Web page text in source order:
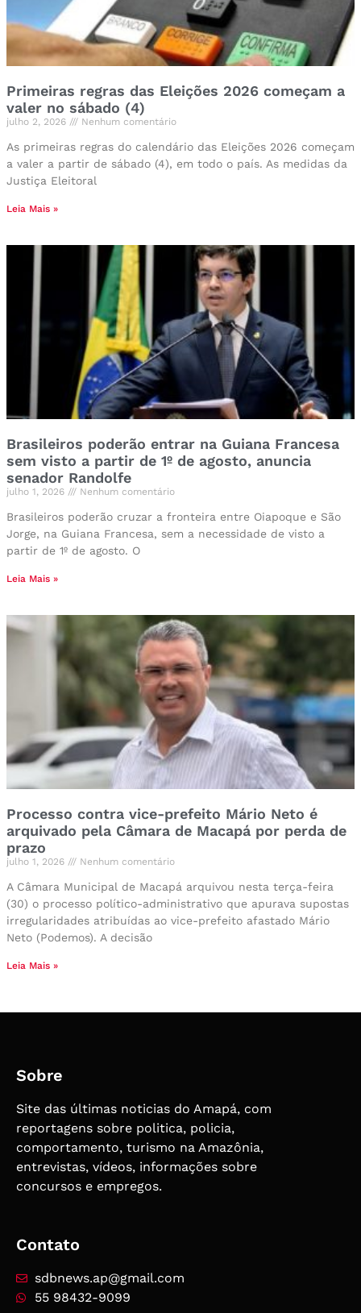
Primeiras regras das Eleições 2026 começam a
valer no sábado (4)
julho 2, 2026 Nenhum comentário
As primeiras regras do calendário das Eleições 2026 começam
a valer a partir de sábado (4), em todo o país. As medidas da
Justiça Eleitoral
Leia Mais »
Brasileiros poderão entrar na Guiana Francesa
sem visto a partir de 1º de agosto, anuncia
senador Randolfe
julho 1, 2026 Nenhum comentário
Brasileiros poderão cruzar a fronteira entre Oiapoque e São
Jorge, na Guiana Francesa, sem a necessidade de visto a
partir de 1º de agosto. O
Leia Mais »
Processo contra vice-prefeito Mário Neto é
arquivado pela Câmara de Macapá por perda de
prazo
julho 1, 2026 Nenhum comentário
A Câmara Municipal de Macapá arquivou nesta terça-feira
(30) o processo político-administrativo que apurava supostas
irregularidades atribuídas ao vice-prefeito afastado Mário
Neto (Podemos). A decisão
Leia Mais »
Sobre
Site das últimas noticias do Amapá, com
reportagens sobre politica, policia,
comportamento, turismo na Amazônia,
entrevistas, vídeos, informações sobre
concursos e empregos.
Contato
sdbnews.ap@gmail.com
55 98432-9099